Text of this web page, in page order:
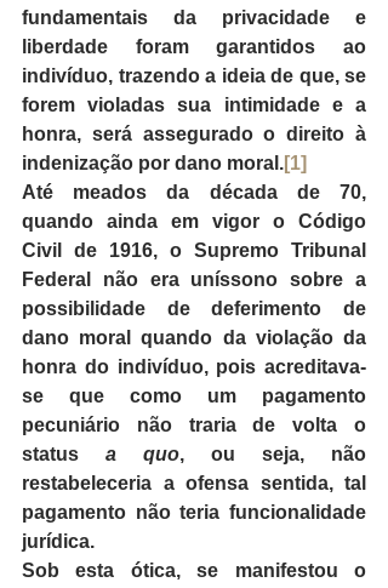
fundamentais da privacidade e
liberdade foram garantidos ao
indivíduo, trazendo a ideia de que, se
forem violadas sua intimidade e a
honra, será assegurado o direito à
indenização por dano moral.[1]
Até meados da década de 70,
quando ainda em vigor o Código
Civil de 1916, o Supremo Tribunal
Federal não era uníssono sobre a
possibilidade de deferimento de
dano moral quando da violação da
honra do indivíduo, pois acreditava-
se que como um pagamento
pecuniário não traria de volta o
status a quo, ou seja, não
restabeleceria a ofensa sentida, tal
pagamento não teria funcionalidade
jurídica.
Sob esta ótica, se manifestou o